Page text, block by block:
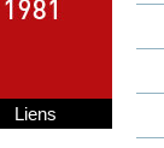
Liens